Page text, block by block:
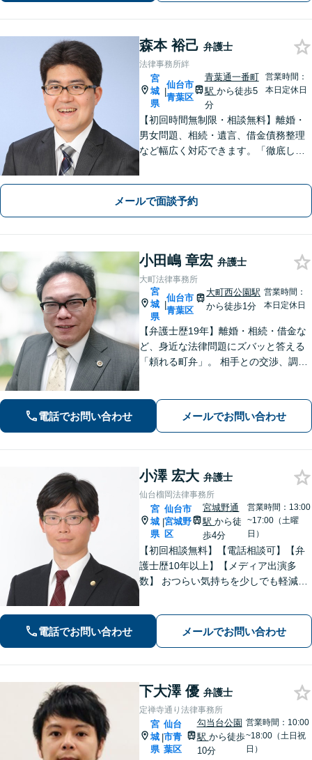
森本 裕己 弁護士
法律事務所絆
宮
城
県
|
仙台市
青葉区
青葉通一番町
駅 から徒歩5
分
営業時間：
本日定休日
【初回時間無制限・相談無料】離婚・
男女問題、相続・遺言、借金債務整理
など幅広く対応できます。「徹底した
5年以上】
メールで面談予約
小田嶋 章宏 弁護士
大町法律事務所
宮
城
県
|
仙台市
青葉区
大町西公園駅
から徒歩1分
営業時間：
本日定休日
【弁護士歴19年】離婚・相続・借金な
ど、身近な法律問題にズバッと答える
「頼れる町弁」。 相手との交渉、調
談料30分1,100円】【大町西公園駅1
分】【夜間・休日対応可能】
電話でお問い合わせ メールでお問い合わせ
小澤 宏大 弁護士
仙台榴岡法律事務所
宮
城
県
|
仙台市
宮城野
区
宮城野通
駅から徒
歩4分
営業時間：13:00
~17:00（土曜
日）
【初回相談無料】【電話相談可】【弁
護士歴10年以上】【メディア出演多
数】 おつらい気持ちを少しでも軽減し
用は契約前に分かりやすくご説明しま
す。一度ご相談ください【夜間・休日
電話でお問い合わせ メールでお問い合わせ
下大澤 優 弁護士
定禅寺通り法律事務所
宮
城
県
|
仙台
市青
葉区
勾当台公園
駅 から徒歩
10分
営業時間：10:00
~18:00（土日祝
日）